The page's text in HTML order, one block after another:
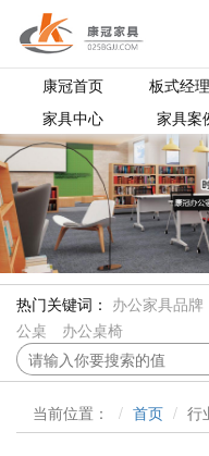
康冠首页 板式经
家具中心
家具案
热门关键词： 办公家具品牌
公桌
办公桌椅
当前位置： 首页 行